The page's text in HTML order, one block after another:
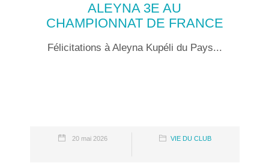
ALEYNA 3E AU
CHAMPIONNAT DE FRANCE
Félicitations à Aleyna Kupéli du Pays...
20 mai 2026 VIE DU CLUB